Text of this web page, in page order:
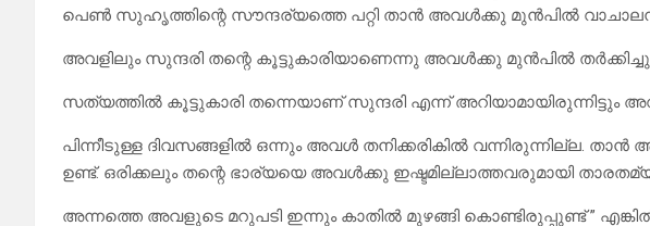
പെൺ സുഹൃത്തിന്റെ സൗന്ദര്യത്തെ പറ്റി താൻ അവൾക്കു മുൻപിൽ
അവളിലും സുന്ദരി തന്റെ കൂട്ടുകാരിയാണെന്നു അവൾക്കു മുൻപിൽ
സത്യത്തിൽ കൂട്ടുകാരി തന്നെയാണ് സുന്ദരി എന്ന് അറിയാമായിരുന്നിട്ടും
പിന്നീടുള്ള ദിവസങ്ങളിൽ ഒന്നും അവൾ തനിക്കരികിൽ വന്നിരുന്നില്ല.
ഉണ്ട്. ഒരിക്കലും തന്റെ ഭാര്യയെ അവൾക്കു ഇഷ്ടമില്ലാത്തവരുമായി
അന്നത്തെ അവളുടെ മറുപടി ഇന്നും കാതിൽ മുഴങ്ങി കൊണ്ടിരുപ്പുണ്ട് ”